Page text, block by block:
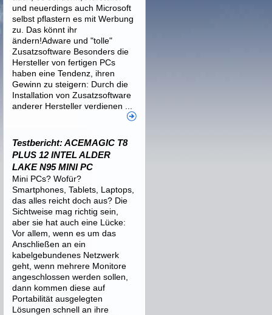
und neuerdings auch Microsoft
selbst pflastern es mit Werbung
zu. Das könnt ihr
ändern!Adware und "tolle"
Zusatzsoftware Besonders die
Hersteller von fertigen PCs
haben eine Tendenz, ihren
Gewinn zu steigern: Durch die
Installation von Zusatzsoftware
anderer Hersteller verdienen ...
Testbericht: ACEMAGIC T8
PLUS 12 INTEL ALDER
LAKE N95 MINI PC
Mini PCs? Wofür?
Smartphones, Tablets, Laptops,
das alles reicht doch aus? Die
Sichtweise mag richtig sein,
aber sie hat auch eine Lücke:
Vor allem, wenn es um das
Anschließen an ein
kabelgebundenes Netzwerk
geht, wenn mehrere Monitore
angeschlossen werden sollen,
dann kommen diese auf
Portabilität ausgelegten
Lösungen schnell an ihre